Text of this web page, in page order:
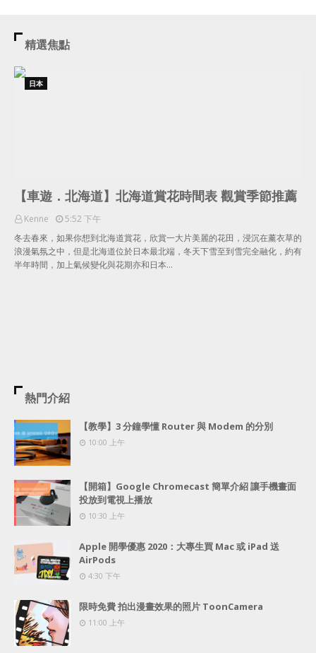
精選焦點
日本
【車遊．北海道】北海道賞花時間表 觀賞季節推薦
Kenne
5:52 下午
冬去春來，如果你想到北海道賞花，欣賞一大片美麗的花田，浸沉在薰衣草的
浪漫氣氛之中，但是北海道位於日本最北端，冬天下雪至到雪完全融化，約有
半年時間，加上氣候變化與花期亦和日本…
熱門介紹
【教學】3 分鐘學懂 Router 與 Modem 的分別
10:00 上午
【開箱】Google Chromecast 簡單介紹 讓手機畫面
投放到電視上播放
10:30 上午
Apple 開學優惠 2020：大專生買 Mac 或 iPad 送
AirPods
4:30 下午
限時免費 拍出漫畫效果的照片 ToonCamera
11:00 上午